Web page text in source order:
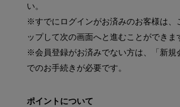
い。
※すでにログインがお済みのお客様は、
ップして次の画面へと進むことができま
※会員登録がお済みでない方は、「新規
でのお手続きが必要です。
ポイントについて